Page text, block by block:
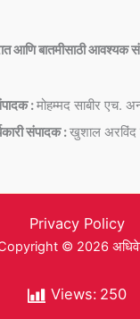
आणि बातमीसाठी आवश्यक
:मोहम्मद साबीर एच.
संपादक :खुशाल अरविंद
Privacy Policy
© 2026
Views: 250